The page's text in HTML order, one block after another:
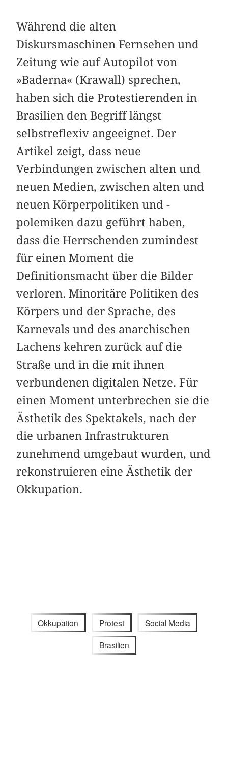
Während die alten
Diskursmaschinen Fernsehen und
Zeitung wie auf Autopilot von
»Baderna« (Krawall) sprechen,
haben sich die Protestierenden in
Brasilien den Begriff längst
selbstreflexiv angeeignet. Der
Artikel zeigt, dass neue
Verbindungen zwischen alten und
neuen Medien, zwischen alten und
neuen Körperpolitiken und -
polemiken dazu geführt haben,
dass die Herrschenden zumindest
für einen Moment die
Definitionsmacht über die Bilder
verloren. Minoritäre Politiken des
Körpers und der Sprache, des
Karnevals und des anarchischen
Lachens kehren zurück auf die
Straße und in die mit ihnen
verbundenen digitalen Netze. Für
einen Moment unterbrechen sie die
Ästhetik des Spektakels, nach der
die urbanen Infrastrukturen
zunehmend umgebaut wurden, und
rekonstruieren eine Ästhetik der
Okkupation.
Okkupation Protest Social Media
Brasilien